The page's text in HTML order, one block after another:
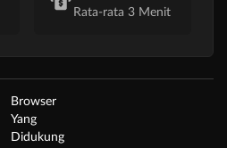
Rata-rata 3 Menit
Browser
Yang
Didukung